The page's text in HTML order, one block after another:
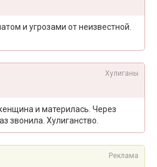
и угрозами от неизвестной.
Хулиганы
и материлась. Через
звонила. Хулиганство.
Реклама